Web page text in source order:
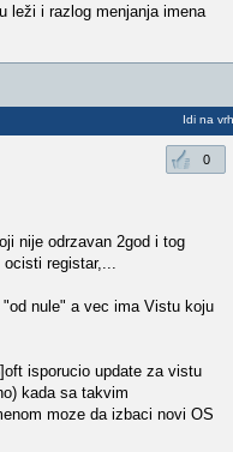
leži i razlog menjanja imena
Idi na vrh
0
nije odrzavan 2god i tog
registar,...
nule" a vec ima Vistu koju
isporucio update za vistu
kada sa takvim
moze da izbaci novi OS